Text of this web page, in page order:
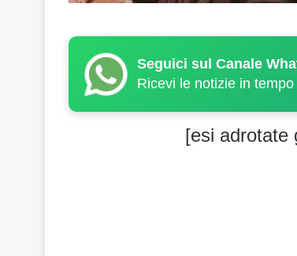
Seguici sul Canale
Ricevi le notizie in
[esi adrotate